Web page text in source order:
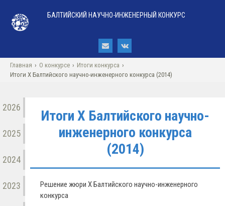
БАЛТИЙСКИЙ НАУЧНО-ИНЖЕНЕРНЫЙ КОНКУРС
Главная › О конкурсе › Итоги конкурса ›
Итоги X Балтийского научно-инженерного конкурса (2014)
2026
2025
2024
2023
Итоги X Балтийского научно-
инженерного конкурса
(2014)
Решение жюри X Балтийского научно-инженерного
конкурса